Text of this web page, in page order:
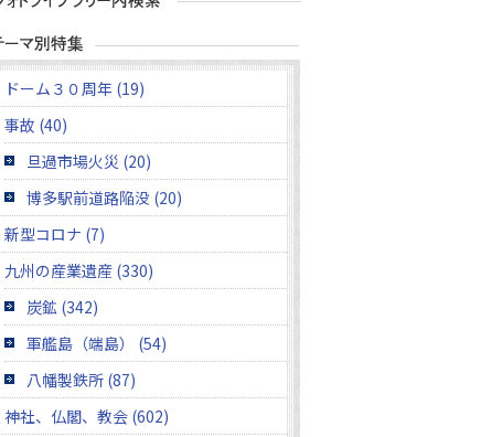
ドーム３０周年 (19)
事故 (40)
旦過市場火災 (20)
博多駅前道路陥没 (20)
新型コロナ (7)
九州の産業遺産 (330)
炭鉱 (342)
軍艦島（端島） (54)
八幡製鉄所 (87)
神社、仏閣、教会 (602)